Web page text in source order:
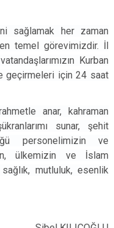
sağlamak her zaman
temel görevimizdir. İl
Kurban
geçirmeleri için 24 saat
anar, kahraman
sunar, şehit
personelimizin ve
ülkemizin ve İslam
mutluluk, esenlik